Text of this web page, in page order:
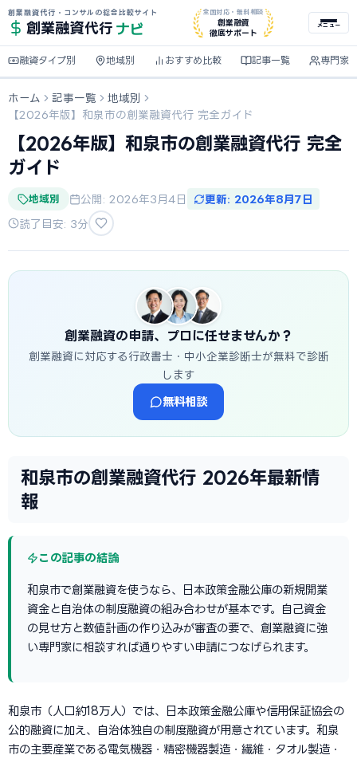
創業融資代行・コンサルの総合比較サイト
創業融資代行 ナビ
全国対応・無料相談
創業融資
徹底サポート
メニュー
融資タイプ別 地域別 おすすめ比較 記事一覧 専門家
ホーム 記事一覧
地域別
【2026年版】和泉市の創業融資代行 完全ガイド
【2026年版】和泉市の創業融資代行 完全
ガイド
地域別 公開: 2026年3月4日 更新: 2026年8月7日
読了目安: 3分
創業融資の申請、プロに任せませんか？
創業融資に対応する行政書士・中小企業診断士が無料で診断
します
無料相談
和泉市の創業融資代行 2026年最新情
報
この記事の結論
和泉市で創業融資を使うなら、日本政策金融公庫の新規開業
資金と自治体の制度融資の組み合わせが基本です。自己資金
の見せ方と数値計画の作り込みが審査の要で、創業融資に強
い専門家に相談すれば通りやすい申請につなげられます。
和泉市（人口約18万人）では、日本政策金融公庫や信用保証協会の
公的融資に加え、自治体独自の制度融資が用意されています。和泉
市の主要産業である電気機器・精密機器製造・繊維・タオル製造・